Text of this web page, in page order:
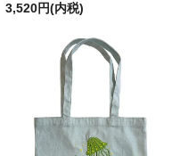
3,520円(内税)